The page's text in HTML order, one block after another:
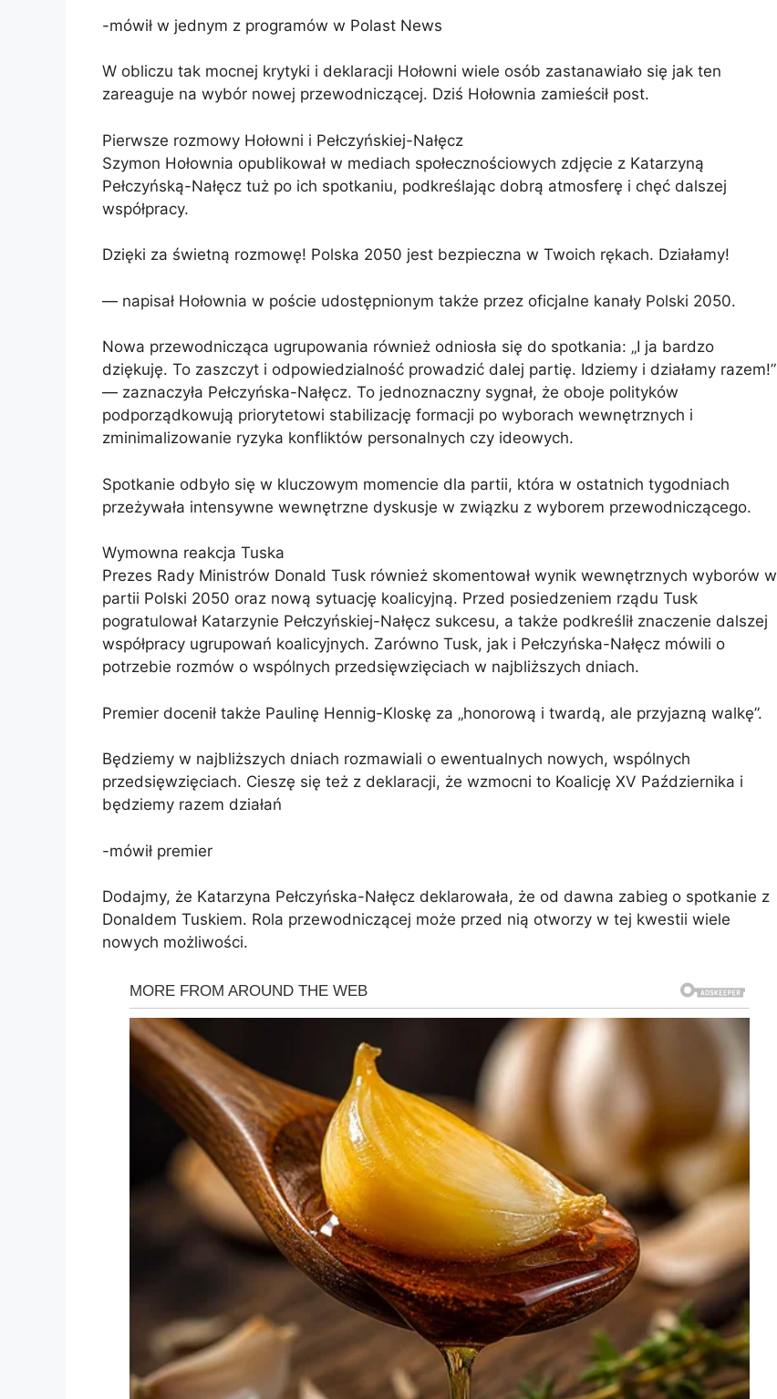
-mówił w jednym z programów w Polast News
W obliczu tak mocnej krytyki i deklaracji Hołowni wiele osób zastanawiało się jak ten
zareaguje na wybór nowej przewodniczącej. Dziś Hołownia zamieścił post.
Pierwsze rozmowy Hołowni i Pełczyńskiej-Nałęcz
Szymon Hołownia opublikował w mediach społecznościowych zdjęcie z Katarzyną
Pełczyńską-Nałęcz tuż po ich spotkaniu, podkreślając dobrą atmosferę i chęć dalszej
współpracy.
Dzięki za świetną rozmowę! Polska 2050 jest bezpieczna w Twoich rękach. Działamy!
— napisał Hołownia w poście udostępnionym także przez oficjalne kanały Polski 2050.
Nowa przewodnicząca ugrupowania również odniosła się do spotkania: „I ja bardzo
dziękuję. To zaszczyt i odpowiedzialność prowadzić dalej partię. Idziemy i działamy razem!”
— zaznaczyła Pełczyńska-Nałęcz. To jednoznaczny sygnał, że oboje polityków
podporządkowują priorytetowi stabilizację formacji po wyborach wewnętrznych i
zminimalizowanie ryzyka konfliktów personalnych czy ideowych.
Spotkanie odbyło się w kluczowym momencie dla partii, która w ostatnich tygodniach
przeżywała intensywne wewnętrzne dyskusje w związku z wyborem przewodniczącego.
Wymowna reakcja Tuska
Prezes Rady Ministrów Donald Tusk również skomentował wynik wewnętrznych wyborów w
partii Polski 2050 oraz nową sytuację koalicyjną. Przed posiedzeniem rządu Tusk
pogratulował Katarzynie Pełczyńskiej-Nałęcz sukcesu, a także podkreślił znaczenie dalszej
współpracy ugrupowań koalicyjnych. Zarówno Tusk, jak i Pełczyńska-Nałęcz mówili o
potrzebie rozmów o wspólnych przedsięwzięciach w najbliższych dniach.
Premier docenił także Paulinę Hennig-Kloskę za „honorową i twardą, ale przyjazną walkę”.
Będziemy w najbliższych dniach rozmawiali o ewentualnych nowych, wspólnych
przedsięwzięciach. Cieszę się też z deklaracji, że wzmocni to Koalicję XV Października i
będziemy razem działań
-mówił premier
Dodajmy, że Katarzyna Pełczyńska-Nałęcz deklarowała, że od dawna zabieg o spotkanie z
Donaldem Tuskiem. Rola przewodniczącej może przed nią otworzy w tej kwestii wiele
nowych możliwości.